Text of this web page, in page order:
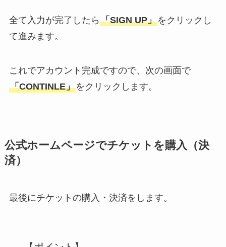
全て入力が完了したら 「SIGN UP」をクリックし
て進みます。
これでアカウント完成ですので、次の画面で
「CONTINLE」をクリックします。
公式ホームページでチケットを購入（決
済）
最後にチケットの購入・決済をします。